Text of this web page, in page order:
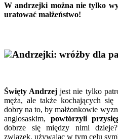
W andrzejki można nie tylko
uratować małżeństwo!
Andrzejki: wróżby dla
Święty Andrzej jest nie tylko
męża, ale także kochających
dobry na to, by małżonkowie
anglosaskim, powtórzyli
dobrze się między nimi
związek, używając w tym celu